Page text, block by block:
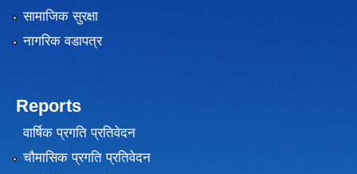
सामाजिक सुरक्षा
नागरिक वडापत्र
Reports
वार्षिक प्रगति प्रतिवेदन
चौमासिक प्रगति प्रतिवेदन